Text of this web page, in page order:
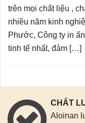
trên mọi chất liệu ,
nhiều năm kinh
Phước, Công ty in
tinh tế nhất, đảm […]
CHẤT
Aloinan